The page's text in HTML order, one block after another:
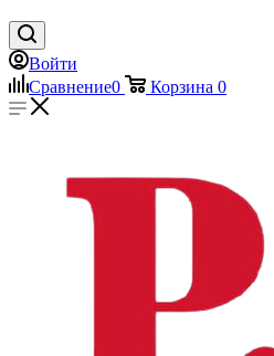
Войти
Сравнение0 Корзина 0